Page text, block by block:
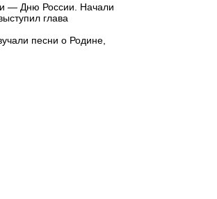
— Дню России. Начали
глава
песни о Родине,